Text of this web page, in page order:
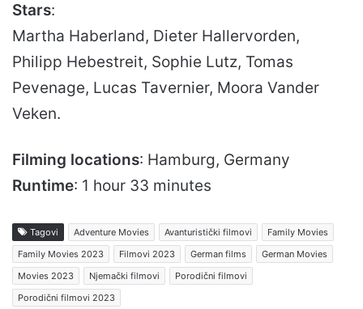
Stars:
Martha Haberland, Dieter Hallervorden,
Philipp Hebestreit, Sophie Lutz, Tomas
Pevenage, Lucas Tavernier, Moora Vander
Veken.
Filming locations: Hamburg, Germany
Runtime: 1 hour 33 minutes
Tagovi Adventure Movies Avanturistički filmovi
Family Movies
Family Movies 2023
Filmovi 2023 German films
German Movies
Movies 2023
Njemački filmovi
Porodični filmovi
Porodični filmovi 2023